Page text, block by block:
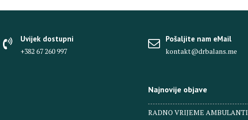
Uvijek dostupni
+382 67 260 997
Pošaljite nam eMail
kontakt@drbalans.me
Najnovije objave
RADNO VRIJEME AMBULANTI